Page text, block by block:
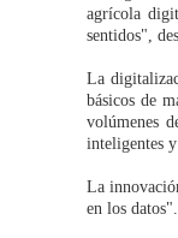
agrícola
sentidos",
La
básicos de
volúmenes
inteligentes
La
en los